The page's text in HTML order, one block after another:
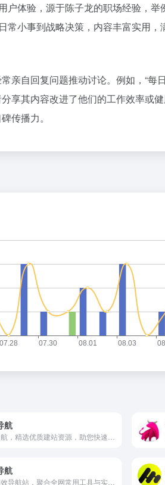
户体验，源于陈子龙的职场经验，
小事到战略决策，内容丰富实用，
自回复问题推动讨论。例如，“每
享其内容改进了他们的工作效率或
传播力。
航
航